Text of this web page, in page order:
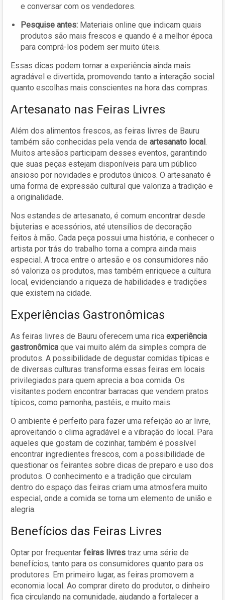
e conversar com os vendedores.
Pesquise antes: Materiais online que indicam quais
produtos são mais frescos e quando é a melhor época
para comprá-los podem ser muito úteis.
Essas dicas podem tornar a experiência ainda mais
agradável e divertida, promovendo tanto a interação social
quanto escolhas mais conscientes na hora das compras.
Artesanato nas Feiras Livres
Além dos alimentos frescos, as feiras livres de Bauru
também são conhecidas pela venda de artesanato local.
Muitos artesãos participam desses eventos, garantindo
que suas peças estejam disponíveis para um público
ansioso por novidades e produtos únicos. O artesanato é
uma forma de expressão cultural que valoriza a tradição e
a originalidade.
Nos estandes de artesanato, é comum encontrar desde
bijuterias e acessórios, até utensílios de decoração
feitos à mão. Cada peça possui uma história, e conhecer o
artista por trás do trabalho torna a compra ainda mais
especial. A troca entre o artesão e os consumidores não
só valoriza os produtos, mas também enriquece a cultura
local, evidenciando a riqueza de habilidades e tradições
que existem na cidade.
Experiências Gastronômicas
As feiras livres de Bauru oferecem uma rica experiência
gastronômica que vai muito além da simples compra de
produtos. A possibilidade de degustar comidas típicas e
de diversas culturas transforma essas feiras em locais
privilegiados para quem aprecia a boa comida. Os
visitantes podem encontrar barracas que vendem pratos
típicos, como pamonha, pastéis, e muito mais.
O ambiente é perfeito para fazer uma refeição ao ar livre,
aproveitando o clima agradável e a vibração do local. Para
aqueles que gostam de cozinhar, também é possível
encontrar ingredientes frescos, com a possibilidade de
questionar os feirantes sobre dicas de preparo e uso dos
produtos. O conhecimento e a tradição que circulam
dentro do espaço das feiras criam uma atmosfera muito
especial, onde a comida se torna um elemento de união e
alegria.
Benefícios das Feiras Livres
Optar por frequentar feiras livres traz uma série de
benefícios, tanto para os consumidores quanto para os
produtores. Em primeiro lugar, as feiras promovem a
economia local. Ao comprar direto do produtor, o dinheiro
fica circulando na comunidade, ajudando a fortalecer a